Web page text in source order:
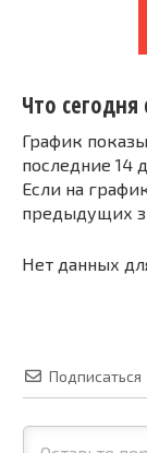
Что
График
последние 14
Если на
предыдущих
Нет данных
Подписаться